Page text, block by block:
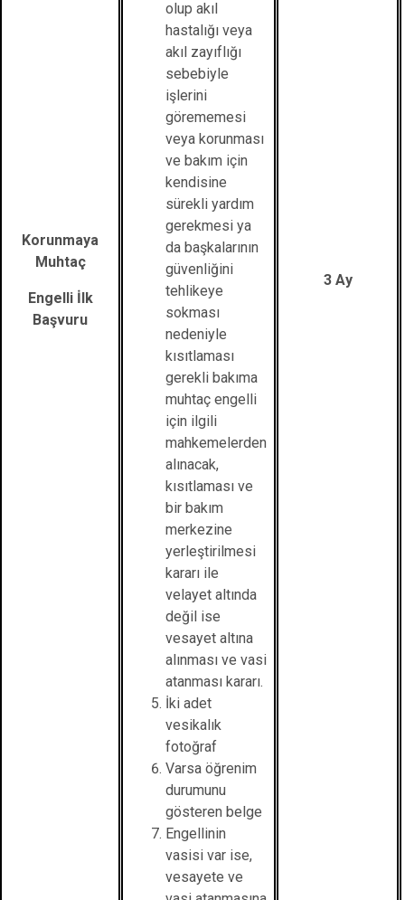
Korunmaya
Muhtaç
Engelli İlk
Başvuru
olup akıl
hastalığı veya
akıl zayıflığı
sebebiyle
işlerini
görememesi
veya korunması
ve bakım için
kendisine
sürekli yardım
gerekmesi ya
da başkalarının
güvenliğini
tehlikeye
sokması
nedeniyle
kısıtlaması
gerekli bakıma
muhtaç engelli
için ilgili
mahkemelerden
alınacak,
kısıtlaması ve
bir bakım
merkezine
yerleştirilmesi
kararı ile
velayet altında
değil ise
vesayet altına
alınması ve vasi
atanması kararı.
İki adet
vesikalık
fotoğraf
Varsa öğrenim
durumunu
gösteren belge
Engellinin
vasisi var ise,
vesayete ve
3 Ay